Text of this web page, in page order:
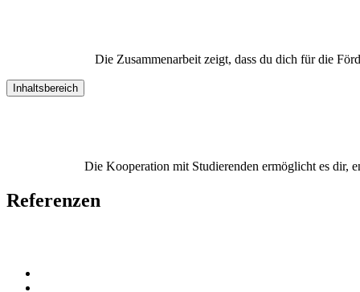
Die Zusammenarbeit zeigt, dass du dich für die
Inhaltsbereich
Die Kooperation mit Studierenden ermöglicht es dir,
Referenzen